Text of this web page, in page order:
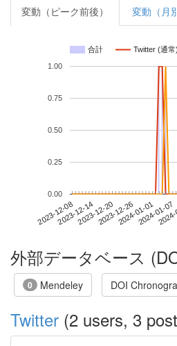
変動（ピーク前後） 変動（月
合計 Twitter (通常)
2023-12-082023-12-142023-12-202023-12-262024-01-012024-01-07
0.00
0.25
0.50
0.75
1.00
外部データベース
0 Mendeley DOI
Twitter (2 users, 3